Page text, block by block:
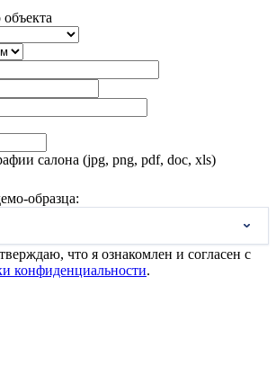
салона (jpg, png, pdf, doc, xls)
образца:
что я ознакомлен и согласен с
конфиденциальности.